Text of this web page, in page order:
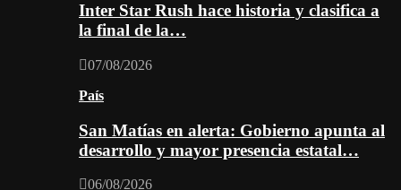
Inter Star Rush hace historia y clasifica a
la final de la…
07/08/2026
País
San Matías en alerta: Gobierno apunta al
desarrollo y mayor presencia estatal…
06/08/2026